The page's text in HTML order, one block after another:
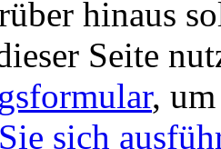
hinaus
Seite
,
sich